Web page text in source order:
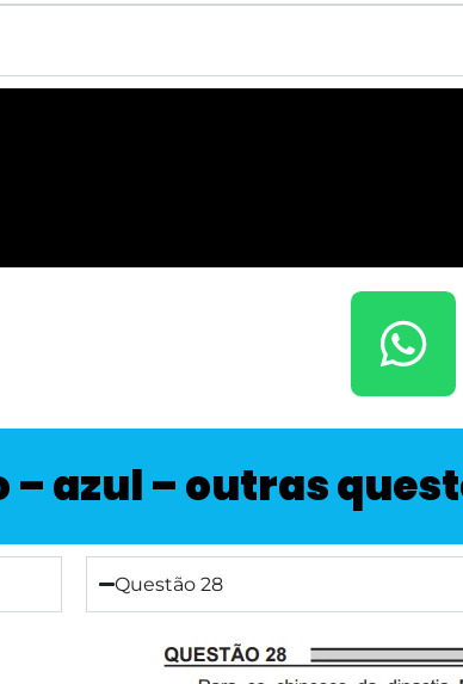
– azul – outras
Questão 28